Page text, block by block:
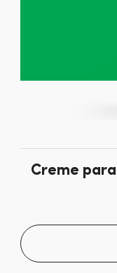
Creme para